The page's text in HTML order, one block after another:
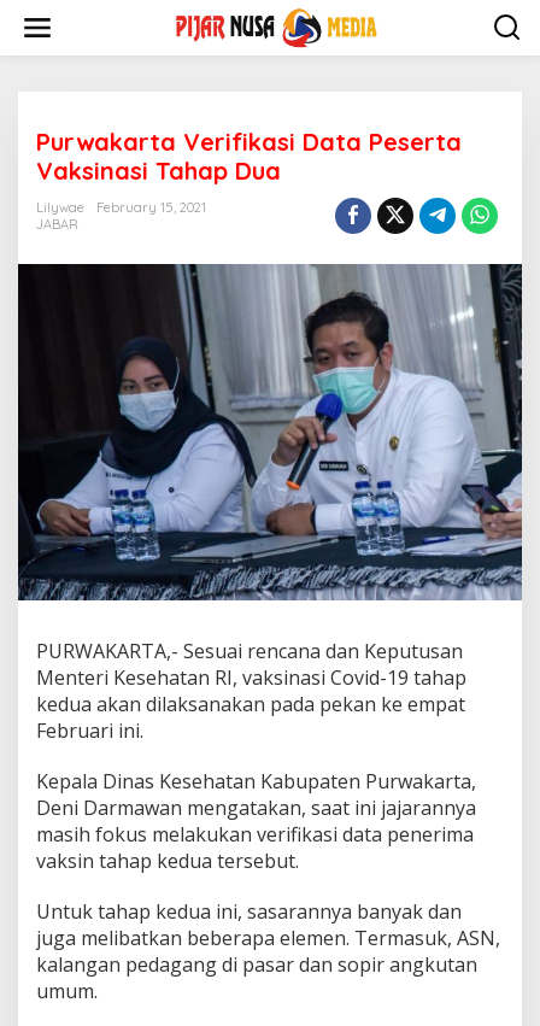
content
Purwakarta Verifikasi Data Peserta
Vaksinasi Tahap Dua
Lilywae
February 15, 2021
JABAR
PURWAKARTA,- Sesuai rencana dan Keputusan
Menteri Kesehatan RI, vaksinasi Covid-19 tahap
kedua akan dilaksanakan pada pekan ke empat
Februari ini.
Kepala Dinas Kesehatan Kabupaten Purwakarta,
Deni Darmawan mengatakan, saat ini jajarannya
masih fokus melakukan verifikasi data penerima
vaksin tahap kedua tersebut.
Untuk tahap kedua ini, sasarannya banyak dan
juga melibatkan beberapa elemen. Termasuk, ASN,
kalangan pedagang di pasar dan sopir angkutan
umum.